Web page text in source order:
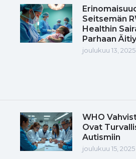
Seitsemän
Healthin
Parhaan
joulukuu 13, 2025
WHO
Ovat
Autismiin
joulukuu 15, 2025